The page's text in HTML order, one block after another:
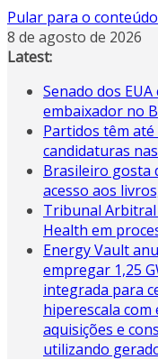
Pular para o conteúdo
8 de agosto de 2026
Latest:
Senado dos
embaixador no
Partidos têm
candidaturas
Brasileiro gosta
acesso aos
Tribunal Arbitral
Health em
Energy Vault
empregar 1,25
integrada para
hiperescala
aquisições e
utilizando